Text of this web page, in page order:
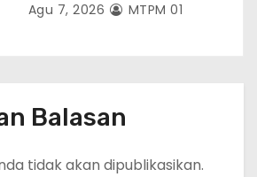
Agu 7, 2026 MTPM 01
Balasan
tidak akan dipublikasikan.